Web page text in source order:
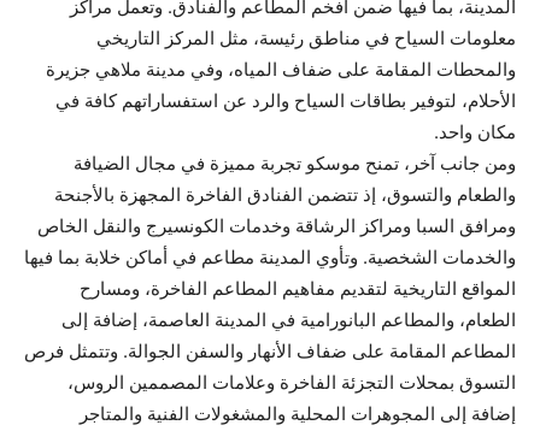
المدينة، بما فيها ضمن أفخم المطاعم والفنادق. وتعمل مراكز
معلومات السياح في مناطق رئيسة، مثل المركز التاريخي
والمحطات المقامة على ضفاف المياه، وفي مدينة ملاهي جزيرة
الأحلام، لتوفير بطاقات السياح والرد عن استفساراتهم كافة في
مكان واحد.
ومن جانب آخر، تمنح موسكو تجربة مميزة في مجال الضيافة
والطعام والتسوق، إذ تتضمن الفنادق الفاخرة المجهزة بالأجنحة
ومرافق السبا ومراكز الرشاقة وخدمات الكونسيرج والنقل الخاص
والخدمات الشخصية. وتأوي المدينة مطاعم في أماكن خلابة بما فيها
المواقع التاريخية لتقديم مفاهيم المطاعم الفاخرة، ومسارح
الطعام، والمطاعم البانورامية في المدينة العاصمة، إضافة إلى
المطاعم المقامة على ضفاف الأنهار والسفن الجوالة. وتتمثل فرص
التسوق بمحلات التجزئة الفاخرة وعلامات المصممين الروس،
إضافة إلى المجوهرات المحلية والمشغولات الفنية والمتاجر